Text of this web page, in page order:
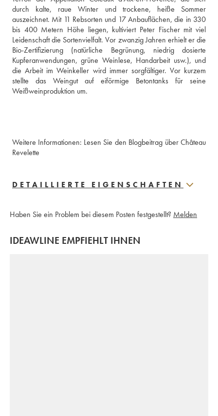
durch kalte, raue Winter und trockene, heiße Sommer
auszeichnet. Mit 11 Rebsorten und 17 Anbauflächen, die in 330
bis 400 Metern Höhe liegen, kultiviert Peter Fischer mit viel
Leidenschaft die Sortenvielfalt. Vor zwanzig Jahren erhielt er die
Bio-Zertifizierung (natürliche Begrünung, niedrig dosierte
Kupferanwendungen, grüne Weinlese, Handarbeit usw.), und
die Arbeit im Weinkeller wird immer sorgfältiger. Vor kurzem
stellte das Weingut auf eiförmige Betontanks für seine
Weißweinproduktion um.
Weitere Informationen: Lesen Sie den Blogbeitrag über Château
Revelette
DETAILLIERTE EIGENSCHAFTEN
Haben Sie ein Problem bei diesem Posten festgestellt? Melden
IDEAWLINE EMPFIEHLT IHNEN